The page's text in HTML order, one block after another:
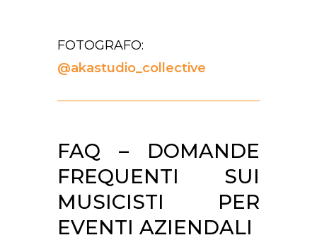
FOTOGRAFO:
@akastudio_collective
FAQ – DOMANDE
FREQUENTI SUI
MUSICISTI PER
EVENTI AZIENDALI